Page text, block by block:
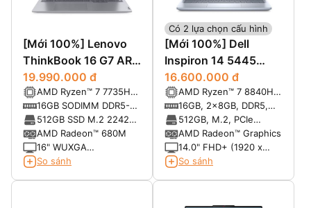
[Mới 100%] Lenovo
ThinkBook 16 G7 ARP
(9QSA) (AMD Ryzen 7
7735HS, RAM 16GB,
SSD 512GB, 16"
WUXGA)
19.990.000 đ
AMD Ryzen™ 7 7735HS
(8C / 16T, 3.2 /
4.75GHz, 4MB L2 /
16MB L3)
16GB SODIMM DDR5-
4800 Up to 64GB
512GB SSD M.2 2242
PCIe 4.0x4 NVMe
AMD Radeon™ 680M
16" WUXGA
(1920x1200) IPS
So sánh
Có 2 lựa chọn cấu hình
[Mới 100%] Dell
Inspiron 14 5445
(2024)
16.600.000 đ
AMD Ryzen™ 7 8840HS
8-core/16-thread
Processor with
Radeon™ Graphics
16GB, 2x8GB, DDR5,
5600 MT/s
512GB, M.2, PCIe
NVMe, SSD
AMD Radeon™ Graphics
14.0" FHD+ (1920 x
1280), 300 nits, 100%
So sánh